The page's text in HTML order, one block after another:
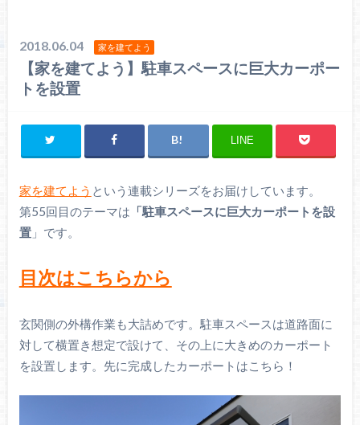
2018.06.04 家を建てよう
【家を建てよう】駐車スペースに巨大カーポー
トを設置
LINE
家を建てよう という連載シリーズをお届けしています。
第55回目のテーマは 「駐車スペースに巨大カーポートを設
置」です。
目次はこちらから
玄関側の外構作業も大詰めです。駐車スペースは道路面に
対して横置き想定で設けて、その上に大きめのカーポート
を設置します。先に完成したカーポートはこちら！